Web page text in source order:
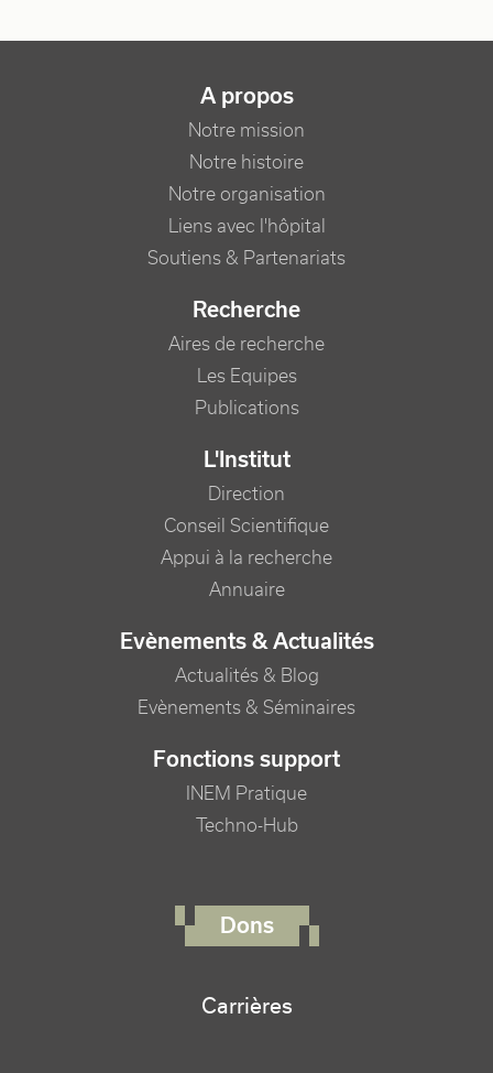
NAVIGATION PRINCIPALE
A propos
Notre mission
Notre histoire
Notre organisation
Liens avec l'hôpital
Soutiens & Partenariats
Recherche
Aires de recherche
Les Equipes
Publications
L'Institut
Direction
Conseil Scientifique
Appui à la recherche
Annuaire
Evènements & Actualités
Actualités & Blog
Evènements & Séminaires
Fonctions support
INEM Pratique
Techno-Hub
Dons
Carrières